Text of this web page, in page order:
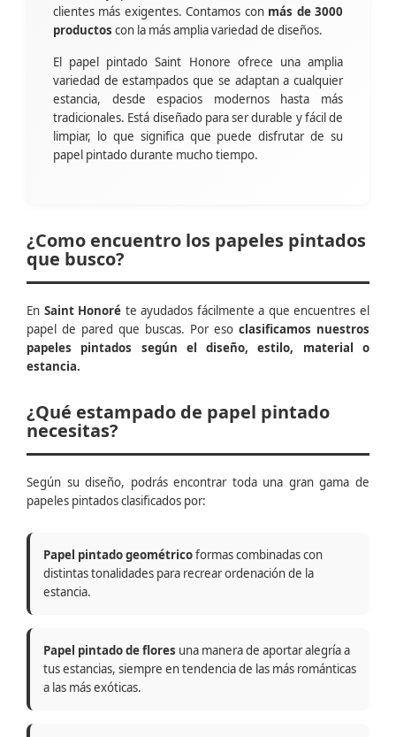
clientes más exigentes. Contamos con más de 3000
productos con la más amplia variedad de diseños.
El papel pintado Saint Honore ofrece una amplia
variedad de estampados que se adaptan a cualquier
estancia, desde espacios modernos hasta más
tradicionales. Está diseñado para ser durable y fácil de
limpiar, lo que significa que puede disfrutar de su
papel pintado durante mucho tiempo.
¿Como encuentro los papeles pintados
que busco?
En Saint Honoré te ayudados fácilmente a que encuentres el
papel de pared que buscas. Por eso clasificamos nuestros
papeles pintados según el diseño, estilo, material o
estancia.
¿Qué estampado de papel pintado
necesitas?
Según su diseño, podrás encontrar toda una gran gama de
papeles pintados clasificados por:
Papel pintado geométricoformas combinadas con
distintas tonalidades para recrear ordenación de la
estancia.
Papel pintado de flores una manera de aportar alegría a
tus estancias, siempre en tendencia de las más románticas
a las más exóticas.